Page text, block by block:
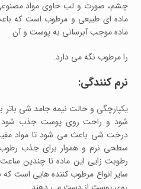
چشم، صورت و لب حاوی مواد
ماده ای طبیعی و مرطوب است که
ماده موجب آبرسانی به پوست و آن
را مرطوب نگه می دارد.
نرم کنندگی:
یکپارچگی و حالت نیمه جامد شی
شود و راحت روی پوست جذب شود.
درخت شی باعث می شود تا مواد
سطحی نرم و هموار برای جذب
رطوبت زایی این ماده تا چندین
سایر انواع مرطوب کننده هایی است که